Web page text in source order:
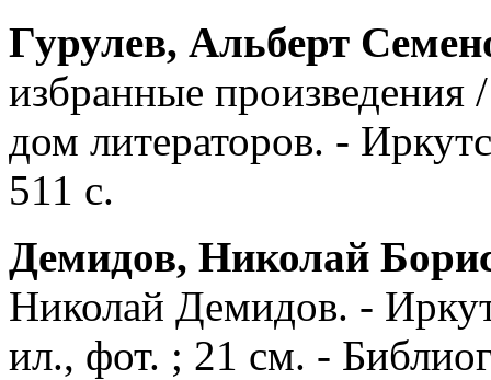
Гурулев, Альберт
избранные произведения
дом литераторов. -
511 с.
Демидов, Николай
Николай Демидов. -
ил., фот. ; 21 см. -